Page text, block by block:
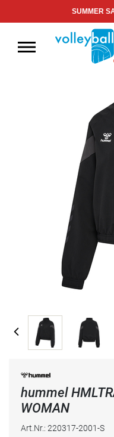
SUMMER
hummel
WOMAN
Art.Nr.: 220317-2001-S